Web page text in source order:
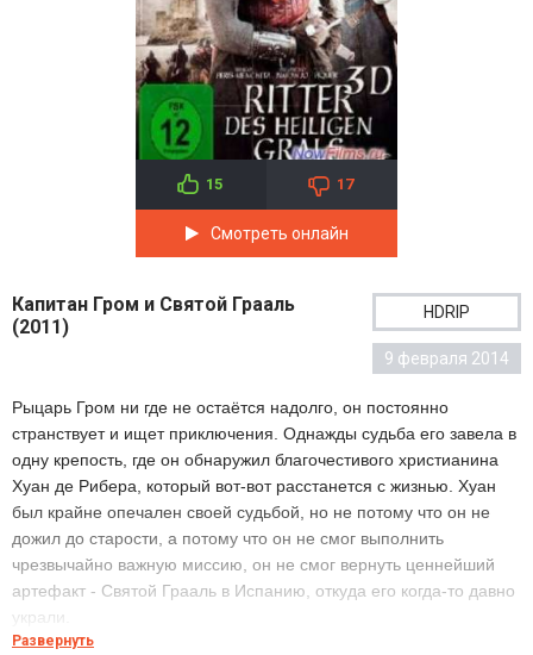
15 17
Смотреть онлайн
Капитан Гром и Святой Грааль
(2011)
HDRIP
9 февраля 2014
Рыцарь Гром ни где не остаётся надолго, он постоянно
странствует и ищет приключения. Однажды судьба его завела в
одну крепость, где он обнаружил благочестивого христианина
Хуан де Рибера, который вот-вот расстанется с жизнью. Хуан
был крайне опечален своей судьбой, но не потому что он не
дожил до старости, а потому что он не смог выполнить
чрезвычайно важную миссию, он не смог вернуть ценнейший
артефакт - Святой Грааль в Испанию, откуда его когда-то давно
украли.
Конечно, Гром не может оставаться безразличным к такой
Развернуть